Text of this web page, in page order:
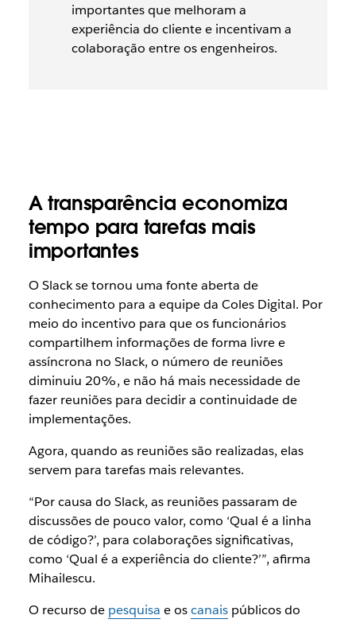
importantes que melhoram a
experiência do cliente e incentivam a
colaboração entre os engenheiros.
A transparência economiza
tempo para tarefas mais
importantes
O Slack se tornou uma fonte aberta de
conhecimento para a equipe da Coles Digital. Por
meio do incentivo para que os funcionários
compartilhem informações de forma livre e
assíncrona no Slack, o número de reuniões
diminuiu 20%, e não há mais necessidade de
fazer reuniões para decidir a continuidade de
implementações.
Agora, quando as reuniões são realizadas, elas
servem para tarefas mais relevantes.
“Por causa do Slack, as reuniões passaram de
discussões de pouco valor, como ‘Qual é a linha
de código?’, para colaborações significativas,
como ‘Qual é a experiência do cliente?’”, afirma
Mihailescu.
O recurso de pesquisa e oscanaispúblicos do